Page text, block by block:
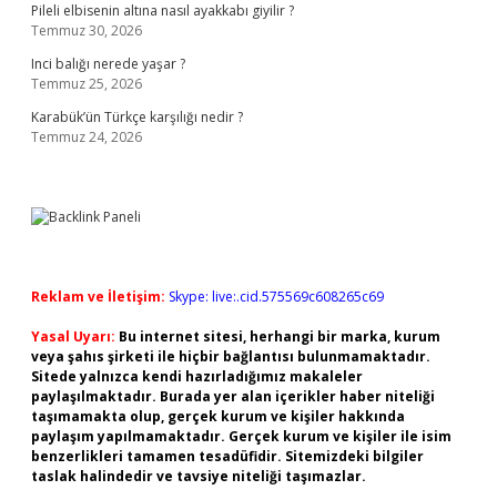
Pileli elbisenin altına nasıl ayakkabı giyilir ?
Temmuz 30, 2026
Inci balığı nerede yaşar ?
Temmuz 25, 2026
Karabük’ün Türkçe karşılığı nedir ?
Temmuz 24, 2026
Reklam ve İletişim: Skype: live:.cid.575569c608265c69
Yasal Uyarı: Bu internet sitesi, herhangi bir marka, kurum
veya şahıs şirketi ile hiçbir bağlantısı bulunmamaktadır.
Sitede yalnızca kendi hazırladığımız makaleler
paylaşılmaktadır. Burada yer alan içerikler haber niteliği
taşımamakta olup, gerçek kurum ve kişiler hakkında
paylaşım yapılmamaktadır. Gerçek kurum ve kişiler ile isim
benzerlikleri tamamen tesadüfidir. Sitemizdeki bilgiler
taslak halindedir ve tavsiye niteliği taşımazlar.